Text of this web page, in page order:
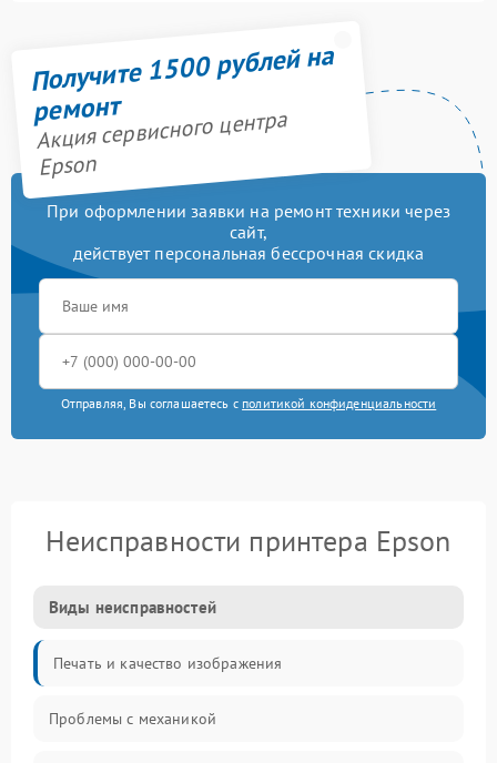
Получите 1500 рублей на
ремонт
Акция сервисного центра
Epson
При оформлении заявки на ремонт техники через
сайт,
действует персональная бессрочная скидка
Отправляя, Вы соглашаетесь с политикой конфиденциальности
Неисправности принтера Epson
Виды неисправностей
Печать и качество изображения
Проблемы с механикой